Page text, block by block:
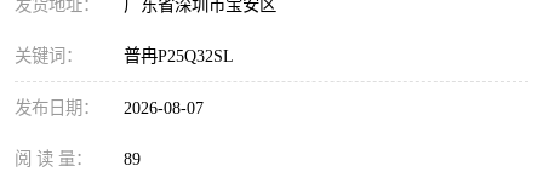
发货地址： 广东省深圳市宝安区
关键词： 普冉P25Q32SL
发布日期： 2026-08-07
阅 读 量： 89